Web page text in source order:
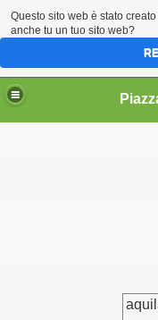
Questo sito web è stato
anche tu un tuo sito web?